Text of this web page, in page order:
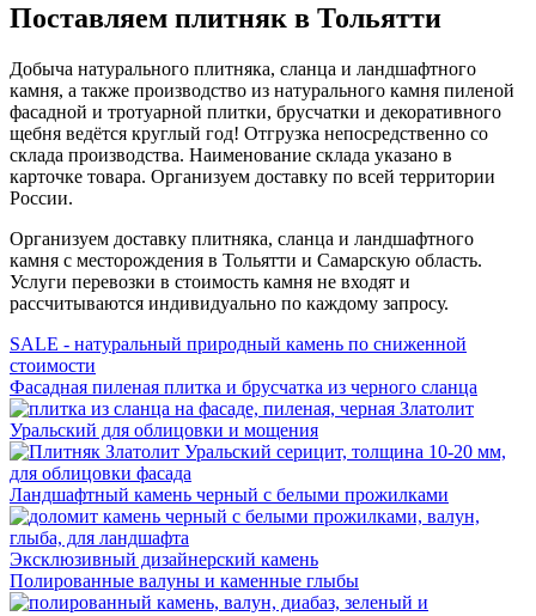
Поставляем плитняк в Тольятти
Добыча натурального плитняка, сланца и ландшафтного
камня, а также производство из натурального камня пиленой
фасадной и тротуарной плитки, брусчатки и декоративного
щебня ведётся круглый год! Отгрузка непосредственно со
склада производства. Наименование склада указано в
карточке товара. Организуем доставку по всей территории
России.
Организуем доставку плитняка, сланца и ландшафтного
камня с месторождения в Тольятти и Самарскую область.
Услуги перевозки в стоимость камня не входят и
рассчитываются индивидуально по каждому запросу.
SALE - натуральный природный камень по сниженной
стоимости
Фасадная пиленая плитка и брусчатка из черного сланца
Златолит
Уральский для облицовки и мощения
Ландшафтный камень черный с белыми прожилками
Эксклюзивный дизайнерский камень
Полированные валуны и каменные глыбы